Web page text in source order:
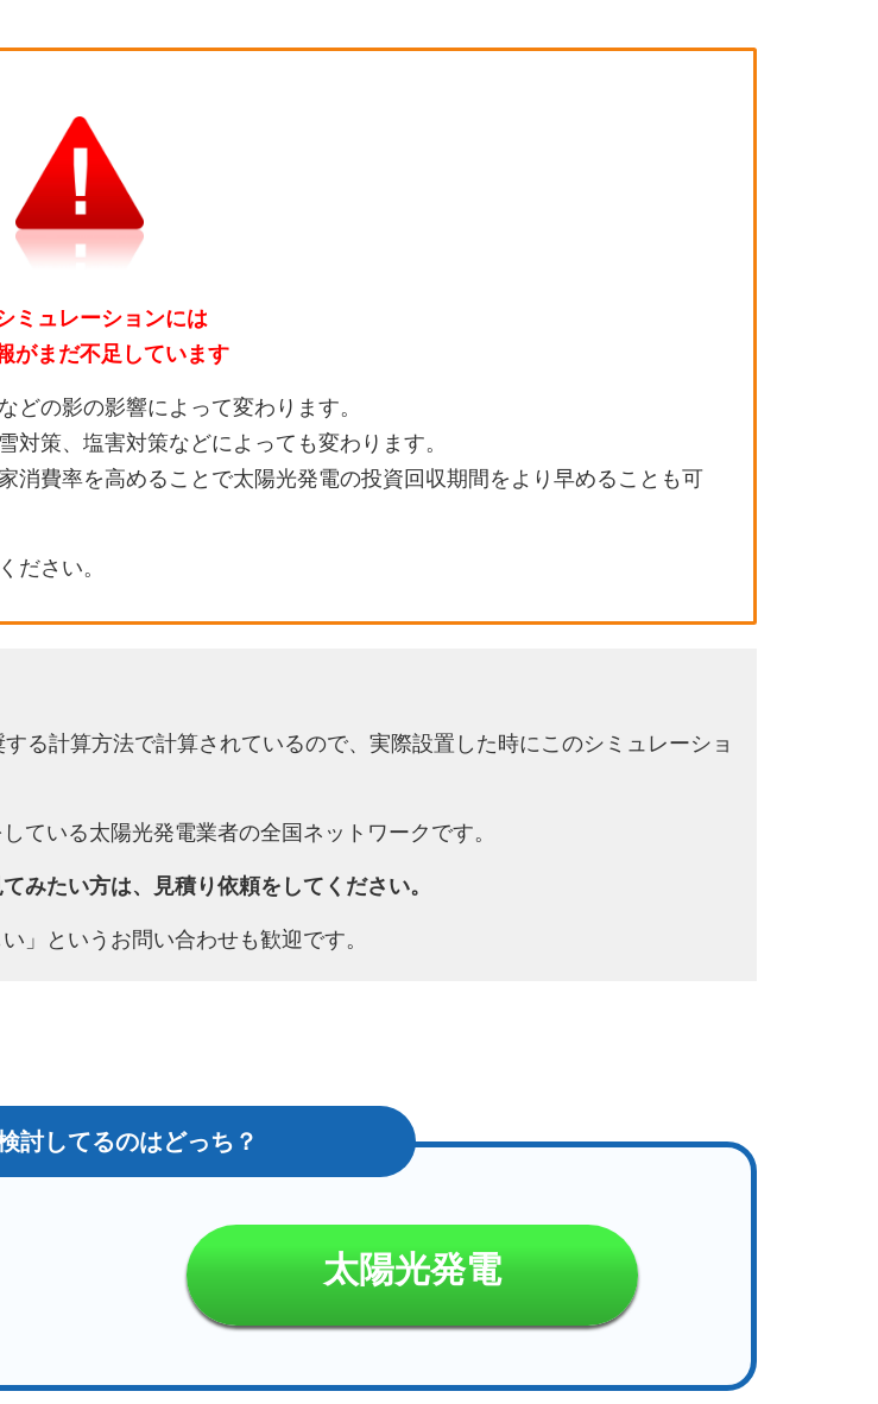
ミュレーションには
がまだ不足しています
の影の影響によって変わります。
対策、塩害対策などによっても変わります。
消費率を高めることで太陽光発電の投資回収期間をより早めることも可
ださい。
る計算方法で計算されているので、実際設置した時にこのシミュレーショ
ている太陽光発電業者の全国ネットワークです。
みたい方は、見積り依頼をしてください。
」というお問い合わせも歓迎です。
太陽光発電